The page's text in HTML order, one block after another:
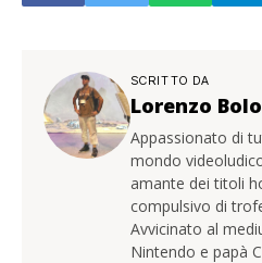
SCRITTO DA
Lorenzo
Appassionato di
mondo
amante dei titoli
compulsivo di
Avvicinato al
Nintendo e papà